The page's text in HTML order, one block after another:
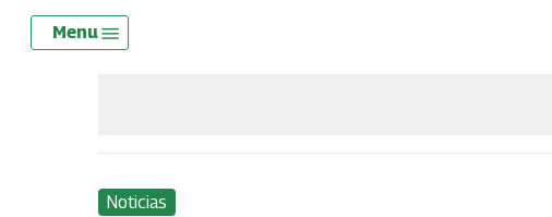
Skip
Menu
Noticias
Menu